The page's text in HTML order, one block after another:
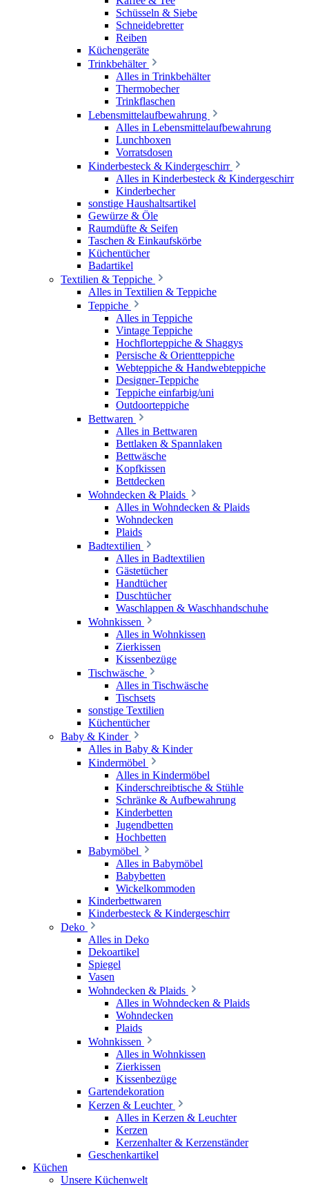
Schüsseln & Siebe
Schneidebretter
Reiben
Küchengeräte
Trinkbehälter
Alles in Trinkbehälter
Thermobecher
Trinkflaschen
Lebensmittelaufbewahrung
Alles in Lebensmittelaufbewahrung
Lunchboxen
Vorratsdosen
Kinderbesteck & Kindergeschirr
Alles in Kinderbesteck & Kindergeschirr
Kinderbecher
sonstige Haushaltsartikel
Gewürze & Öle
Raumdüfte & Seifen
Taschen & Einkaufskörbe
Küchentücher
Badartikel
Textilien & Teppiche
Alles in Textilien & Teppiche
Teppiche
Alles in Teppiche
Vintage Teppiche
Hochflorteppiche & Shaggys
Persische & Orientteppiche
Webteppiche & Handwebteppiche
Designer-Teppiche
Teppiche einfarbig/uni
Outdoorteppiche
Bettwaren
Alles in Bettwaren
Bettlaken & Spannlaken
Bettwäsche
Kopfkissen
Bettdecken
Wohndecken & Plaids
Alles in Wohndecken & Plaids
Wohndecken
Plaids
Badtextilien
Alles in Badtextilien
Gästetücher
Handtücher
Duschtücher
Waschlappen & Waschhandschuhe
Wohnkissen
Alles in Wohnkissen
Zierkissen
Kissenbezüge
Tischwäsche
Alles in Tischwäsche
Tischsets
sonstige Textilien
Küchentücher
Baby & Kinder
Alles in Baby & Kinder
Kindermöbel
Alles in Kindermöbel
Kinderschreibtische & Stühle
Schränke & Aufbewahrung
Kinderbetten
Jugendbetten
Hochbetten
Babymöbel
Alles in Babymöbel
Babybetten
Wickelkommoden
Kinderbettwaren
Kinderbesteck & Kindergeschirr
Deko
Alles in Deko
Dekoartikel
Spiegel
Vasen
Wohndecken & Plaids
Alles in Wohndecken & Plaids
Wohndecken
Plaids
Wohnkissen
Alles in Wohnkissen
Zierkissen
Kissenbezüge
Gartendekoration
Kerzen & Leuchter
Alles in Kerzen & Leuchter
Kerzen
Kerzenhalter & Kerzenständer
Geschenkartikel
Küchen
Unsere Küchenwelt